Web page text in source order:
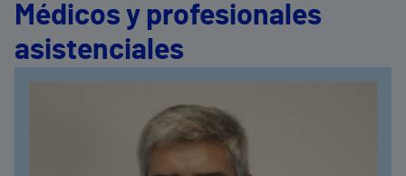
Médicos y profesionales
asistenciales